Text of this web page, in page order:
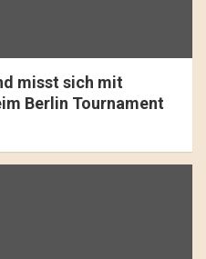
misst sich mit
Berlin Tournament